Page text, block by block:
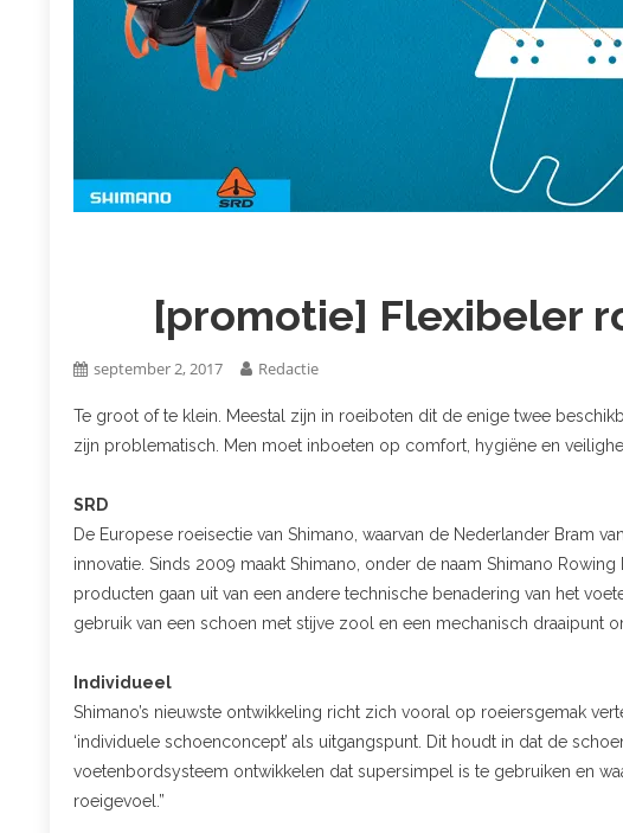
[promotie] Flexibeler
september 2, 2017 Redactie
Te groot of te klein. Meestal zijn in roeiboten dit de enige twee
zijn problematisch. Men moet inboeten op comfort, hygiëne en
SRD
De Europese roeisectie van Shimano, waarvan de Nederlander Bram
innovatie. Sinds 2009 maakt Shimano, onder de naam Shimano
producten gaan uit van een andere technische benadering van het
gebruik van een schoen met stijve zool en een mechanisch draaipunt
Individueel
Shimano’s nieuwste ontwikkeling richt zich vooral op roeiersgemak
‘individuele schoenconcept’ als uitgangspunt. Dit houdt in dat de
voetenbordsysteem ontwikkelen dat supersimpel is te gebruiken en
roeigevoel.”